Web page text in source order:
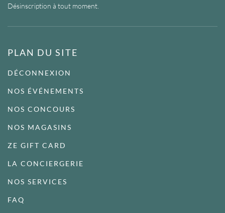
Désinscription à tout moment.
PLAN DU SITE
DÉCONNEXION
NOS ÉVÉNEMENTS
NOS CONCOURS
NOS MAGASINS
ZE GIFT CARD
LA CONCIERGERIE
NOS SERVICES
FAQ